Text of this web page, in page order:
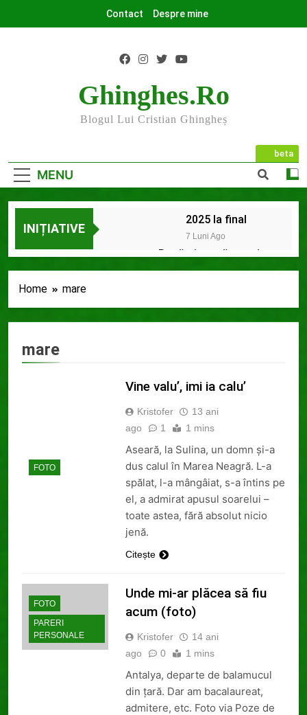
Contact Despre mine
Ghinghes.ro
Blogul Lui Cristian Ghingheș
MENU
beta
INIȚIATIVE
2025 la final
7 Luni Ago
Rugăminte către cei
de an școlar: fără
fondul clasei, fără
Harta și programul
publice din municipiul
Bacău
Un pas înainte pentru
accesibilizarea
trotuarelor din Bacău
2 Ani Ago
Home mare
mare
FOTO
Vine valu’, imi ia calu’
Kristofer
13 ani
ago
1 1 mins
Aseară, la Sulina, un domn și-a
dus calul în Marea Neagră. L-a
spălat, l-a mângâiat, s-a întins pe
el, a admirat apusul soarelui –
toate astea, fără absolut nicio
jenă.
Citește
FOTO
PARERI
PERSONALE
Unde mi-ar plăcea să fiu
acum (foto)
Kristofer
14 ani
ago
0 1 mins
Antalya, departe de balamucul
din ţară. Dar am bacalaureat,
admitere, etc. Foto via Poze de